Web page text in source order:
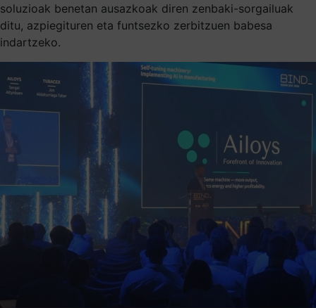
soluzioak benetan ausazkoak diren zenbaki-sorgailuak
ditu, azpiegituren eta funtsezko zerbitzuen babesa
indartzeko.